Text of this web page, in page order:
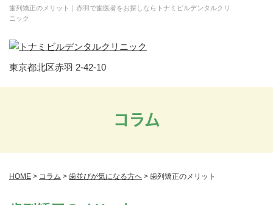
歯列矯正のメリット｜赤羽で歯医者をお探しならトナミビルデンタルクリ
ニック
東京都北区赤羽 2-42-10
コラム
HOME > コラム > 歯並びが気になる方へ > 歯列矯正のメリット